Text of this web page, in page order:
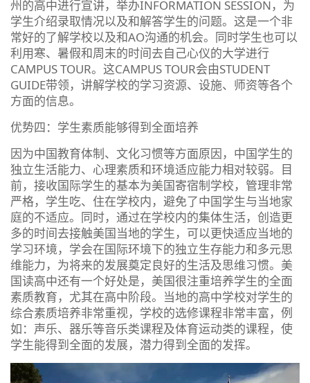
州的高中进行宣讲，举办INFORMATION SESSION，为
学生介绍录取情况以及和解答学生的问题。这是一个非
常好的了解学校以及和AO沟通的机会。同时学生也可以
利用寒、暑假和周末的时间去自己心仪的大学进行
CAMPUS TOUR。这CAMPUS TOUR会由STUDENT
GUIDE带领，讲解学校的学习资源、设施、师资等各个
方面的信息。
优势四：学生素质能够得到全面培养
因为中国教育体制、文化习惯等方面原因，中国学生的
独立生活能力、心理素质和环境适应能力相对较弱。目
前，接收国际学生的基本为美国寄宿制学校，管理非常
严格，学生吃、住在学校内，避免了中国学生与当地家
庭的不适应。同时，通过在学校内的集体生活，创造更
多的时间去接触美国当地的学生，可以更快适应当地的
学习环境，学会在国际环境下的独立生存能力和多元思
维能力，为将来的发展奠定良好的生活及思维习惯。美
国读高中还有一个好处是，美国很注重培养学生的全面
素质教育，尤其在高中阶段。当地的高中学校对学生的
综合素质培养非常重视，学校的选修课程非常丰富，例
如：声乐、器乐等音乐类课程及体育运动类的课程，使
学生能得到全面的发展，潜力得到全面的发挥。